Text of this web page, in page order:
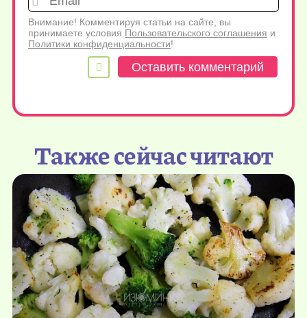
Внимание! Комментируя статьи на сайте, вы
принимаете условия Пользовательского соглашения и
Политики конфиденциальности!
Также сейчас читают